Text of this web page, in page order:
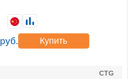
CTG
руб. Купить